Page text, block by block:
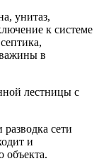
унитаз,
к системе
в
лестницы с
сети
и
объекта.